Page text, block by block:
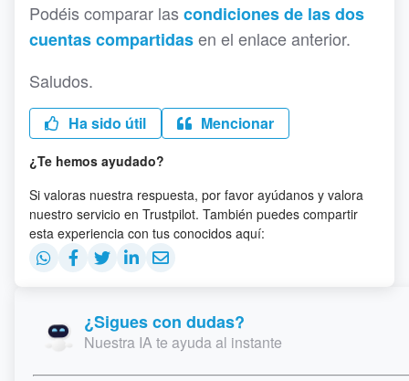
Podéis comparar las condiciones de las dos
cuentas compartidasen el enlace anterior.
Saludos.
Ha sido útil Mencionar
¿Te hemos ayudado?
Si valoras nuestra respuesta, por favor ayúdanos y valora
nuestro servicio en Trustpilot. También puedes compartir
esta experiencia con tus conocidos aquí:
¿Sigues con dudas?
Nuestra IA te ayuda al instante